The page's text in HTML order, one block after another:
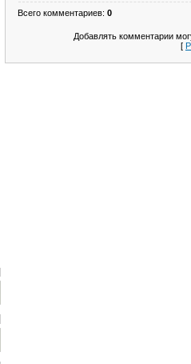
Всего комментариев: 0
Добавлять комментарии
[